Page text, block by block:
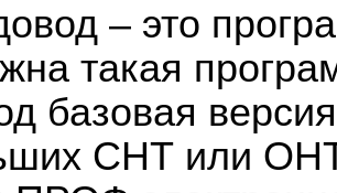
– это
такая
базовая
СНТ или